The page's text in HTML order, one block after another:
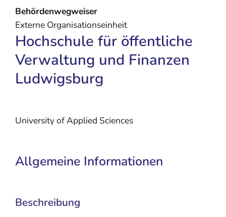
Behördenwegweiser
Externe Organisationseinheit
Hochschule für öffentliche
Verwaltung und Finanzen
Ludwigsburg
University of Applied Sciences
Allgemeine Informationen
Beschreibung